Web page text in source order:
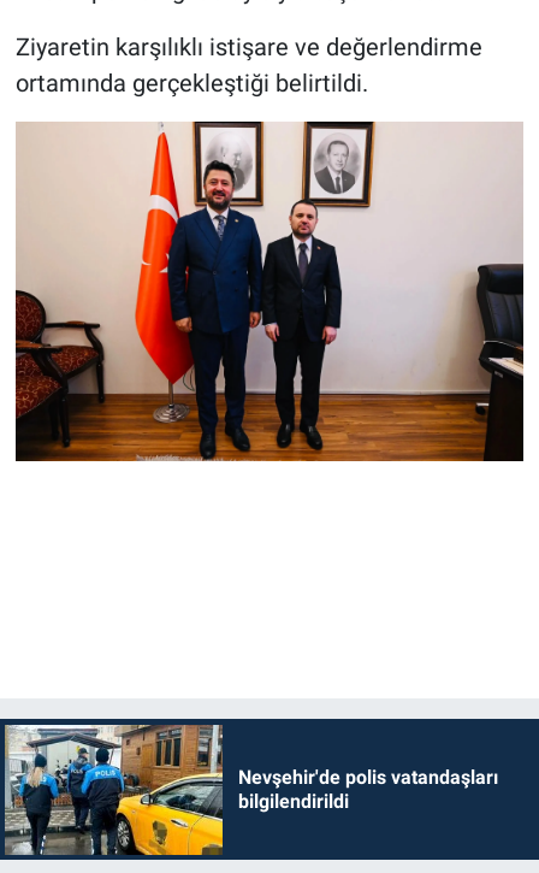
Ziyaretin karşılıklı istişare ve değerlendirme
ortamında gerçekleştiği belirtildi.
Nevşehir'de polis vatandaşları
bilgilendirildi
Magazin
Haberde İnsan